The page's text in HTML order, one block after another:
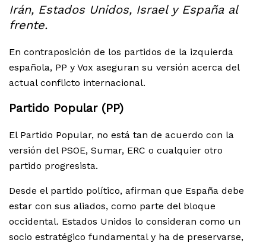
Irán, Estados Unidos, Israel y España al
frente.
En contraposición de los partidos de la izquierda
española, PP y Vox aseguran su versión acerca del
actual conflicto internacional.
Partido Popular (PP)
El Partido Popular, no está tan de acuerdo con la
versión del PSOE, Sumar, ERC o cualquier otro
partido progresista.
Desde el partido político, afirman que España debe
estar con sus aliados, como parte del bloque
occidental. Estados Unidos lo consideran como un
socio estratégico fundamental y ha de preservarse,